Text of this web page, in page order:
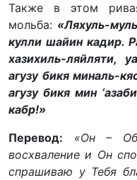
Также в этом
мольба: «Ляхуль-
кулли шайин кадир.
хазихиль-ляйляти,
агузу бикя миналь-
агузу бикя мин
кабр!»
Перевод:
«Он –
восхваление и Он
спрашиваю у Тебя